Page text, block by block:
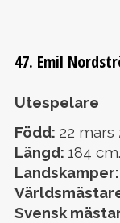
47. Emil
Utespelare
Född: 22 mars
Längd: 184 cm.
Landskamper:
Svensk